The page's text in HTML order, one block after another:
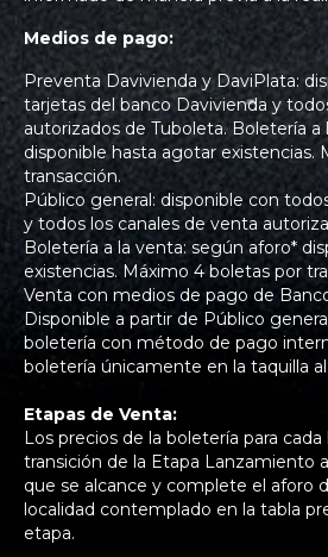
Medios de pago:
Preventa Davivienda y DaviPlata:
tarjetas del banco Davivienda y
autorizados de Tuboleta. Boletería
disponible hasta agotar existencias.
transacción.
Público general: disponible con
y todos los canales de venta
Boletería a la venta: según aforo*
existencias. Máximo 4 boletas por
Venta con medios de pago de
Disponible a partir de Público
boletería con método de pago
boletería únicamente en la taquilla
Etapas de Venta:
Los precios de la boletería para
transición de la Etapa Lanzamiento
que se alcance y complete el aforo
localidad contemplado en la tabla
etapa.